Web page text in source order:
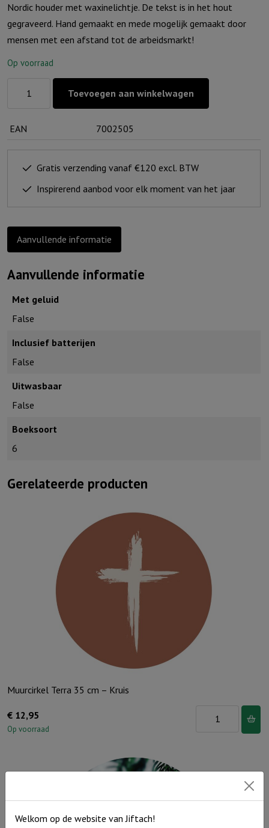
Nordic houder met waxinelichtje. De tekst is in het hout
gegraveerd. Hand gemaakt en mede mogelijk gemaakt door
mensen met een afstand tot de arbeidsmarkt!
Op voorraad
Ik
hou
Toevoegen aan winkelwagen
EAN 7002505
Gratis verzending vanaf €120 excl. BTW
Inspirerend aanbod voor elk moment van het jaar
Aanvullende informatie
Aanvullende informatie
Met geluid
False
Inclusief batterijen
False
Uitwasbaar
False
Boeksoort
6
Gerelateerde producten
Muurcirkel Terra 35 cm – Kruis
€ 12,95
Op voorraad
Muurcirkel
Welkom op de website van Jiftach!